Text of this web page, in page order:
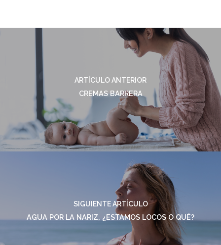
ARTÍCULO ANTERIOR
CREMAS BARRERA
SIGUIENTE ARTÍCULO
AGUA POR LA NARIZ, ¿ESTAMOS LOCOS O QUÉ?